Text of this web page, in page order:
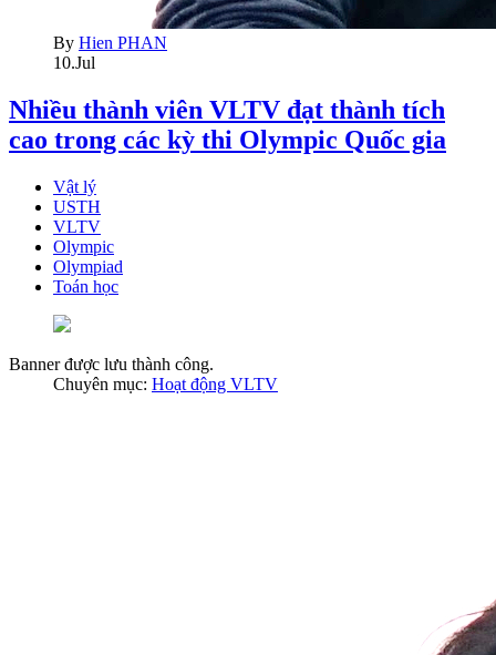
By Hien PHAN
10.Jul
Nhiều thành viên VLTV đạt thành tích
cao trong các kỳ thi Olympic Quốc gia
Vật lý
USTH
VLTV
Olympic
Olympiad
Toán học
Banner được lưu thành công.
Chuyên mục: Hoạt động VLTV